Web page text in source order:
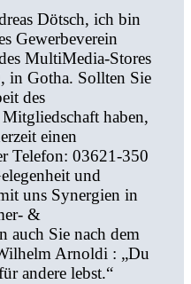
Dötsch, ich bin
Gewerbeverein
MultiMedia-Stores
in Gotha. Sollten Sie
des
haben,
einen
Telefon: 03621-350
und
uns Synergien in
&
auch Sie nach dem
Arnoldi : „Du
andere lebst.“